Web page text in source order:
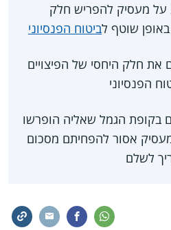
החל משנת 2008 על מעסיק להפריש חלק
באופן שוטף לביטוח הפנסיוני
חלק היחסי של הפיצויים
הפנסיוני
בקופת הגמל שאליה הופרשו
אסור להפחיתם מסכום
לשלם